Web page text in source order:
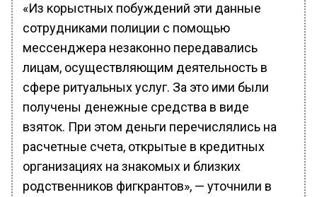
«Из корыстных побуждений эти данные
сотрудниками полиции с помощью
мессенджера незаконно передавались
лицам, осуществляющим деятельность в
сфере ритуальных услуг. За это ими были
получены денежные средства в виде
взяток. При этом деньги перечислялись на
расчетные счета, открытые в кредитных
организациях на знакомых и близких
родственников фигкрантов», — уточнили в